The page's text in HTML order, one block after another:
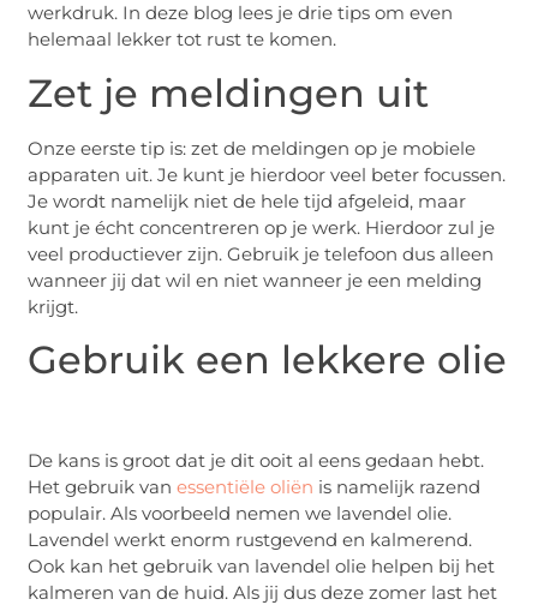
werkdruk. In deze blog lees je drie tips om even
helemaal lekker tot rust te komen.
Zet je meldingen uit
Onze eerste tip is: zet de meldingen op je mobiele
apparaten uit. Je kunt je hierdoor veel beter focussen.
Je wordt namelijk niet de hele tijd afgeleid, maar
kunt je écht concentreren op je werk. Hierdoor zul je
veel productiever zijn. Gebruik je telefoon dus alleen
wanneer jij dat wil en niet wanneer je een melding
krijgt.
Gebruik een lekkere olie
De kans is groot dat je dit ooit al eens gedaan hebt.
Het gebruik vanessentiële oliën is namelijk razend
populair. Als voorbeeld nemen we lavendel olie.
Lavendel werkt enorm rustgevend en kalmerend.
Ook kan het gebruik van lavendel olie helpen bij het
kalmeren van de huid. Als jij dus deze zomer last het